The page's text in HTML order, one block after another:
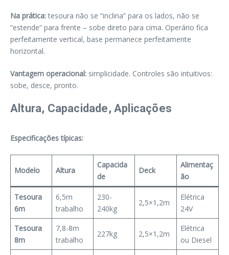
Na prática:tesoura não se “inclina” para os lados, não se
“estende” para frente – sobe direto para cima. Operário fica
perfeitamente vertical, base permanece perfeitamente
horizontal.
Vantagem operacional: simplicidade. Controles são intuitivos:
sobe, desce, pronto.
Altura, Capacidade, Aplicações
Especificações típicas:
Modelo Altura
Capacida
de
Deck
Alimentaç
ão
Tesoura
6m
6,5m
trabalho
230-
240kg
2,5×1,2m
Elétrica
24V
Tesoura
8m
7,8-8m
trabalho
227kg 2,5×1,2m
Elétrica
ou Diesel